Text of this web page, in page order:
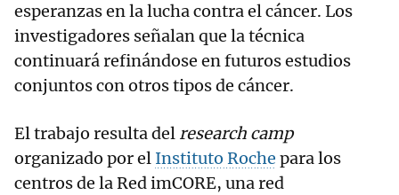
esperanzas en la lucha contra el cáncer. Los
investigadores señalan que la técnica
continuará refinándose en futuros estudios
conjuntos con otros tipos de cáncer.
El trabajo resulta del research camp
organizado por el Instituto Roche para los
centros de la Red imCORE, una red